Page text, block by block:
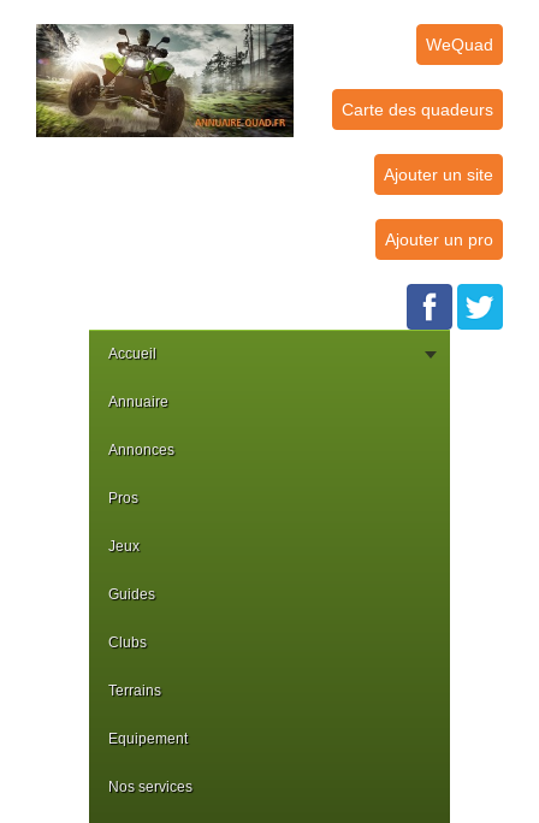
WeQuad
Carte des quadeurs
Ajouter un site
Ajouter un pro
Accueil
Annuaire
Annonces
Pros
Jeux
Guides
Clubs
Terrains
Equipement
Nos services